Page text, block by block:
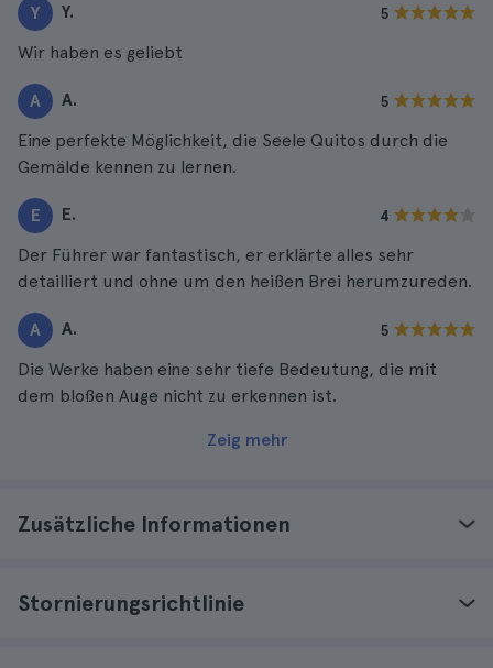
Y Y. 5
Wir haben es geliebt
A A. 5
Eine perfekte Möglichkeit, die Seele Quitos durch die
Gemälde kennen zu lernen.
E E. 4
Der Führer war fantastisch, er erklärte alles sehr
detailliert und ohne um den heißen Brei herumzureden.
A A. 5
Die Werke haben eine sehr tiefe Bedeutung, die mit
dem bloßen Auge nicht zu erkennen ist.
Zeig mehr
Zusätzliche Informationen
Stornierungsrichtlinie